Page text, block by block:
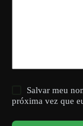
Salvar meu
próxima vez que